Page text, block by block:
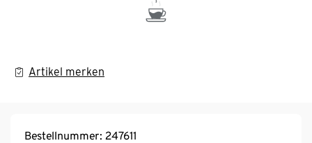
Artikel merken
Bestellnummer: 247611